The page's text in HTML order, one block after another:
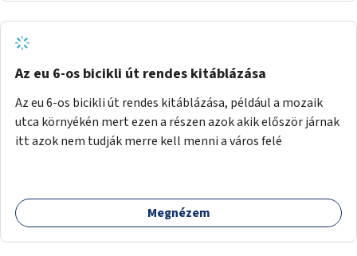
csoportok tevékenységét (kijelöli a szállítókat), végzi az
adminisztrációt. A településeken az ingázók
szervezkedésének lehetőségét óriásplakáton lehetne
jelentkezésre egy webapp szolgál. Feladatok
(finanszírozás): Marketing: óriásplakátok, weblap, rádió és
TV interjúk, stb. Weblap készítése Mobitelefonos
Az eu 6-os bicikli út rendes kitáblázása
Az eu 6-os bicikli út rendes kitáblázása, például a mozaik
utca környékén mert ezen a részen azok akik először járnak
itt azok nem tudják merre kell menni a város felé
Megnézem